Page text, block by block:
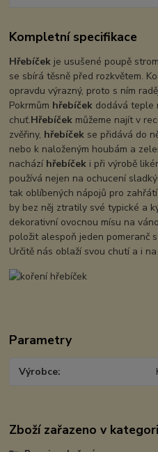
Kompletní specifikace
Hřebíček je usušené poupě
se sbírá těsně před rozkvětem.
opravdu výrazný, proto s ním
Pokrmům hřebíček dodává teple
chuť.Hřebíček můžeme najít v
zvěřiny, hřebíček se přidává do
nebo k naloženým houbám a
nachází hřebíček i při výrobě
používá nejen na ochucení
tak oblíbených nápojů pro
by bez něj ztratily své typické a
dekorativní ovocnou mísu na
položit alespoň jeden pomeranč
Určitě nás oblaží svou chutí a i
Parametry
Výrobce
Zboží zařazeno v